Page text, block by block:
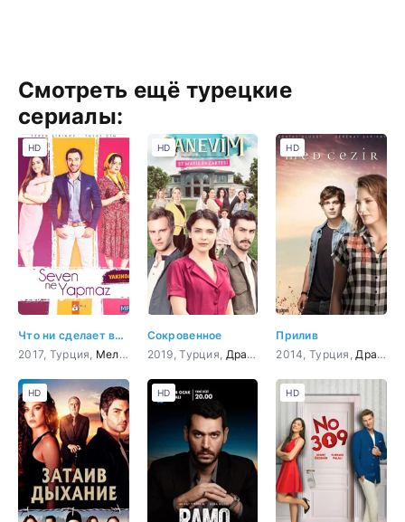
Смотреть ещё турецкие
сериалы:
Что ни сделает влюбленный
2017, Турция, Мелодрама ,Комедия
HD
Сокровенное
2019, Турция, Драма
HD
Прилив
2014, Турция, Драма
HD
HD HD HD